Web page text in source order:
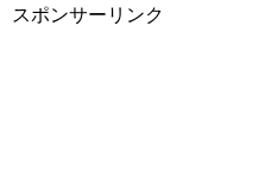
スポンサーリンク